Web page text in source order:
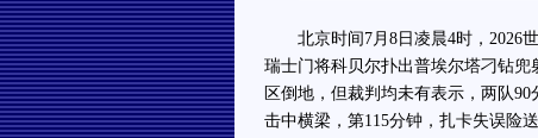
北京时间7月8日凌晨4时，2026世
瑞士门将科贝尔扑出普埃尔塔刁钻
区倒地，但裁判均未有表示，两队
击中横梁，第115分钟，扎卡失误险